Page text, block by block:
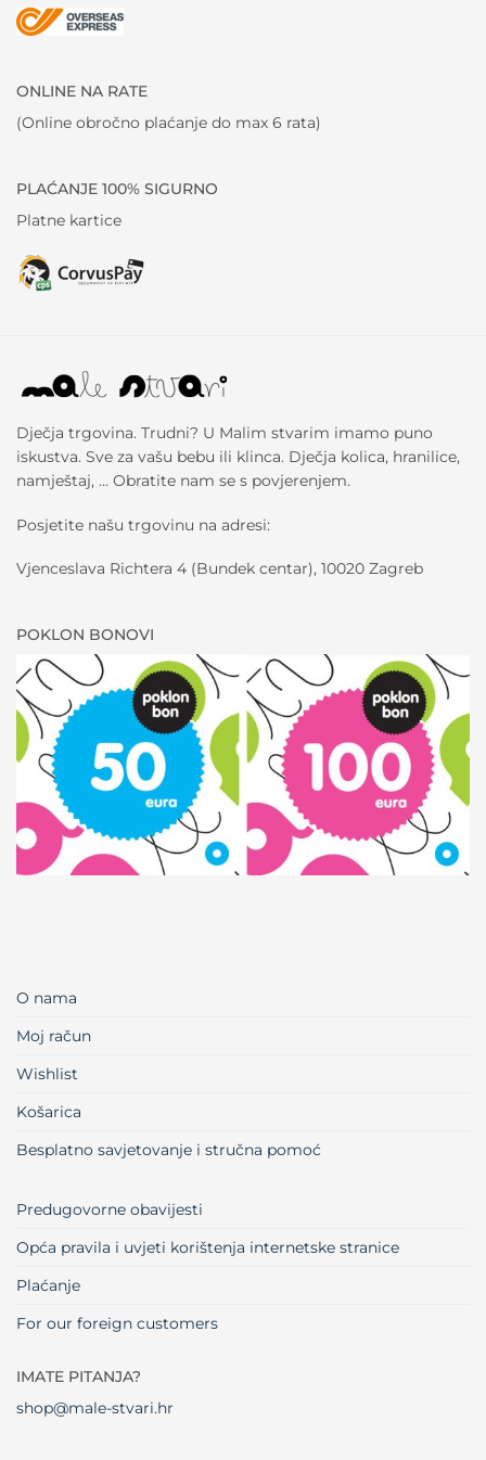
ONLINE NA RATE
(Online obročno plaćanje do max 6 rata)
PLAĆANJE 100% SIGURNO
Platne kartice
Dječja trgovina. Trudni? U Malim stvarim imamo puno
iskustva. Sve za vašu bebu ili klinca. Dječja kolica, hranilice,
namještaj, … Obratite nam se s povjerenjem.
Posjetite našu trgovinu na adresi:
Vjenceslava Richtera 4 (Bundek centar), 10020 Zagreb
POKLON BONOVI
O nama
Moj račun
Wishlist
Košarica
Besplatno savjetovanje i stručna pomoć
Predugovorne obavijesti
Opća pravila i uvjeti korištenja internetske stranice
Plaćanje
For our foreign customers
IMATE PITANJA?
shop@male-stvari.hr